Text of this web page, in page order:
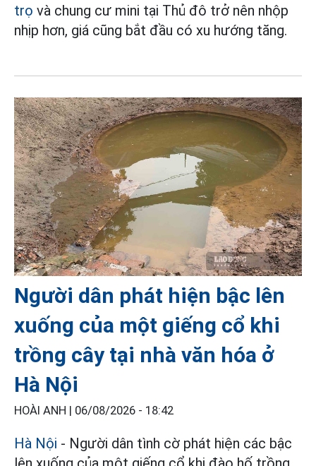
trọ và chung cư mini tại Thủ đô trở nên nhộp
nhịp hơn, giá cũng bắt đầu có xu hướng tăng.
Người dân phát hiện bậc lên
xuống của một giếng cổ khi
trồng cây tại nhà văn hóa ở
Hà Nội
HOÀI ANH | 06/08/2026 - 18:42
Hà Nội - Người dân tình cờ phát hiện các bậc